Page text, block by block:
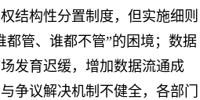
结构性分置制度，但实施细则
管、谁都不管”的困境；数据
发育迟缓，增加数据流通成
争议解决机制不健全，各部门